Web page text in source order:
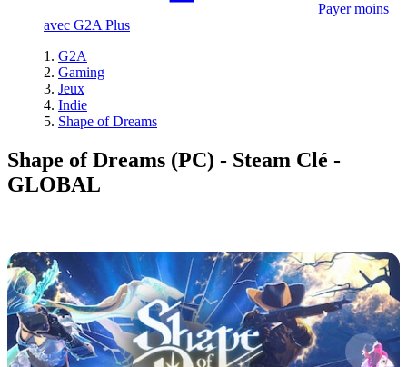
Payer moins
avec G2A Plus
G2A
Gaming
Jeux
Indie
Shape of Dreams
Shape of Dreams (PC) - Steam Clé -
GLOBAL